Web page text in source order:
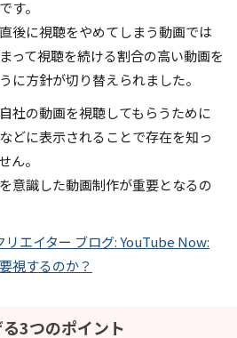
す。
後に視聴をやめてしまう動画では
って視聴を続ける割合の高い動画を
に方針が切り替えられました。
社の動画を視聴してもらうために
どに表示されることで存在を知っ
ん。
意識した動画制作が重要となるの
リエイター ブログ: YouTube Now:
視するのか？
3つのポイント